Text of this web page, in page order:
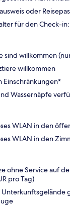
oder
für den Check-in:
sind willkommen
willkommen
Einschränkungen*
Wassernäpfe
WLAN in den
WLAN in den
ohne Service auf
pro Tag)